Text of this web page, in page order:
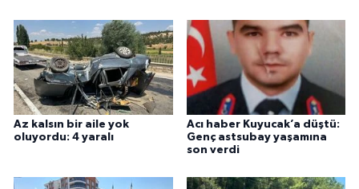
Az kalsın bir aile yok
oluyordu: 4 yaralı
Acı haber Kuyucak’a düştü:
Genç astsubay yaşamına
son verdi